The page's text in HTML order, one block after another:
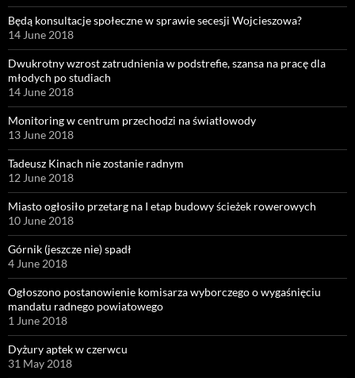
Będą konsultacje społeczne w sprawie secesji Wojcieszowa?
14 June 2018
Dwukrotny wzrost zatrudnienia w podstrefie, szansa na pracę dla
młodych po studiach
14 June 2018
Monitoring w centrum przechodzi na światłowody
13 June 2018
Tadeusz Kinach nie zostanie radnym
12 June 2018
Miasto ogłosiło przetarg na I etap budowy ścieżek rowerowych
10 June 2018
Górnik (jeszcze nie) spadł
4 June 2018
Ogłoszono postanowienie komisarza wyborczego o wygaśnięciu
mandatu radnego powiatowego
1 June 2018
Dyżury aptek w czerwcu
31 May 2018